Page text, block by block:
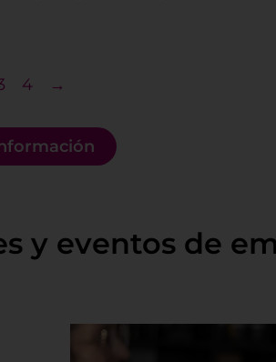
4 →
y eventos de